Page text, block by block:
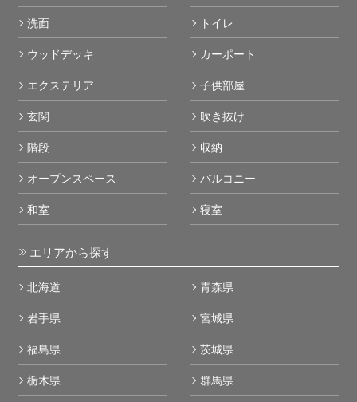
洗面
トイレ
ウッドデッキ
カーポート
エクステリア
子供部屋
玄関
吹き抜け
階段
収納
オープンスペース
バルコニー
和室
寝室
エリアから探す
北海道
青森県
岩手県
宮城県
福島県
茨城県
栃木県
群馬県